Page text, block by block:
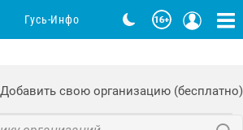
Добавить свою организацию (бесплатно)
Гусь-Инфо